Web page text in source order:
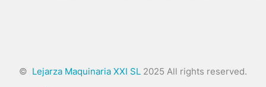
© Lejarza Maquinaria XXI SL 2025 All rights reserved.